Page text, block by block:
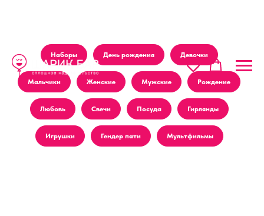
Наборы День рождения Девочки
Мальчики Женские Мужские Рождение
Любовь Свечи Посуда Гирлянды
Игрушки Гендер пати Мультфильмы